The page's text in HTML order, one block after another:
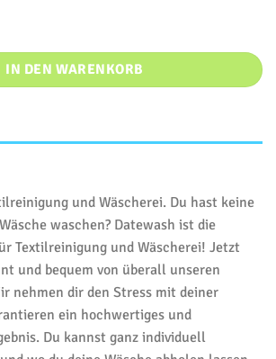
IN DEN WARENKORB
und Wäscherei. Du hast keine
waschen? Datewash ist die
Textilreinigung und Wäscherei! Jetzt
und bequem von überall unseren
nehmen dir den Stress mit deiner
ein hochwertiges und
Du kannst ganz individuell